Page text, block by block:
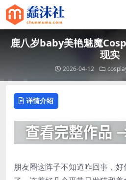
鹿八岁baby美艳魅魔
现实
2026-04-12
详情介绍
朋友圈这阵子不知道咋回事，好